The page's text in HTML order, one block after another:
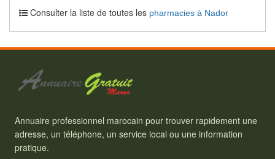
Consulter la liste de toutes les pharmacies à Nador
Annuaire professionnel marocain pour trouver rapidement une
adresse, un téléphone, un service local ou une information
pratique.